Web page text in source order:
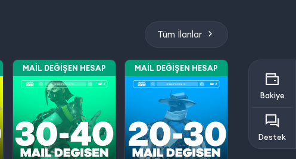
Bakiye
Destek
Tüm İlanlar
MAIL DEĞIŞEN HESAP MAIL DEĞIŞEN HESAP